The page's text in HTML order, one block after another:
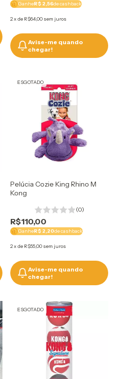
GanheR$ 2,56de cashback
2x de R$64,00 sem juros
Avise-me quando
chegar!
ESGOTADO
Pelúcia Cozie King Rhino M
Kong
(0)
R$110,00
GanheR$ 2,20de cashback
2x de R$55,00 sem juros
Avise-me quando
chegar!
ESGOTADO